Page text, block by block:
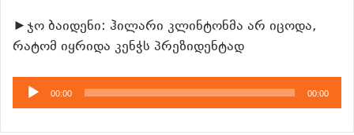
►ჯო ბაიდენი: ჰილარი კლინტონმა არ იცოდა,
რატომ იყრიდა კენჭს პრეზიდენტად
აუდიო
დამკვრელი
00:00 00:00